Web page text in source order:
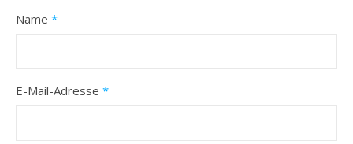
Name *
E-Mail-Adresse *